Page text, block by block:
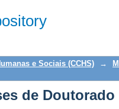
de
e Sociais (CCHS) →
de